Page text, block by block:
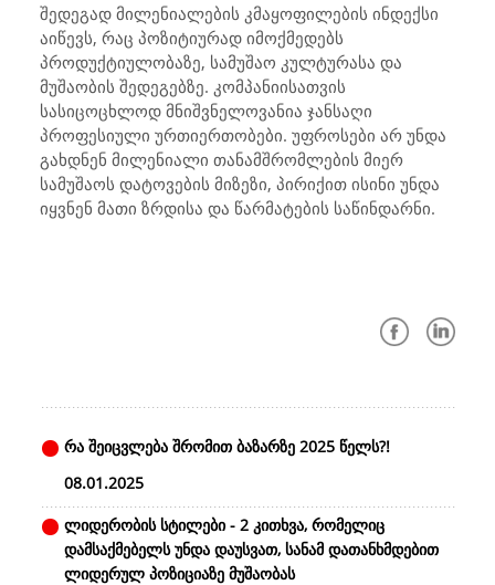
შედეგად მილენიალების კმაყოფილების ინდექსი
აიწევს, რაც პოზიტიურად იმოქმედებს
პროდუქტიულობაზე, სამუშაო კულტურასა და
მუშაობის შედეგებზე. კომპანიისათვის
სასიცოცხლოდ მნიშვნელოვანია ჯანსაღი
პროფესიული ურთიერთობები. უფროსები არ უნდა
გახდნენ მილენიალი თანამშრომლების მიერ
სამუშაოს დატოვების მიზეზი, პირიქით ისინი უნდა
იყვნენ მათი ზრდისა და წარმატების საწინდარნი.
რა შეიცვლება შრომით ბაზარზე 2025 წელს?!
08.01.2025
ლიდერობის სტილები - 2 კითხვა, რომელიც
დამსაქმებელს უნდა დაუსვათ, სანამ დათანხმდებით
ლიდერულ პოზიციაზე მუშაობას